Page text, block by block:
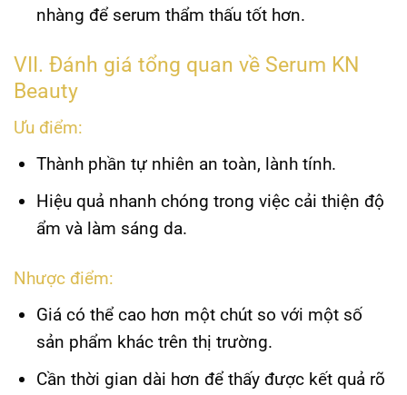
nhàng để serum thẩm thấu tốt hơn.
VII. Đánh giá tổng quan về Serum KN
Beauty
Ưu điểm:
Thành phần tự nhiên an toàn, lành tính.
Hiệu quả nhanh chóng trong việc cải thiện độ
ẩm và làm sáng da.
Nhược điểm:
Giá có thể cao hơn một chút so với một số
sản phẩm khác trên thị trường.
Cần thời gian dài hơn để thấy được kết quả rõ